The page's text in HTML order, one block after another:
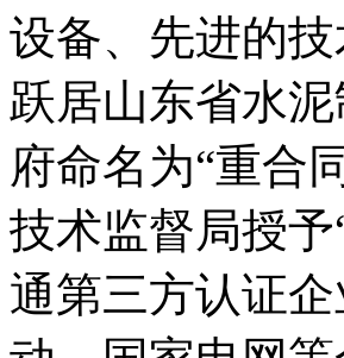
设备、先进的
跃居山东省水
府命名为“重合
技术监督局授
通第三方认证